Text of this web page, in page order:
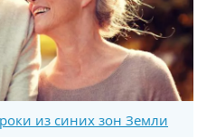
из синих зон Земли